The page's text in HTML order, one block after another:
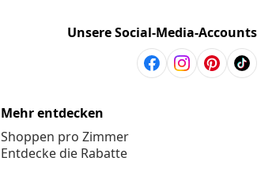
Unsere Social-Media-Accounts
Mehr entdecken
Shoppen pro Zimmer
Entdecke die Rabatte